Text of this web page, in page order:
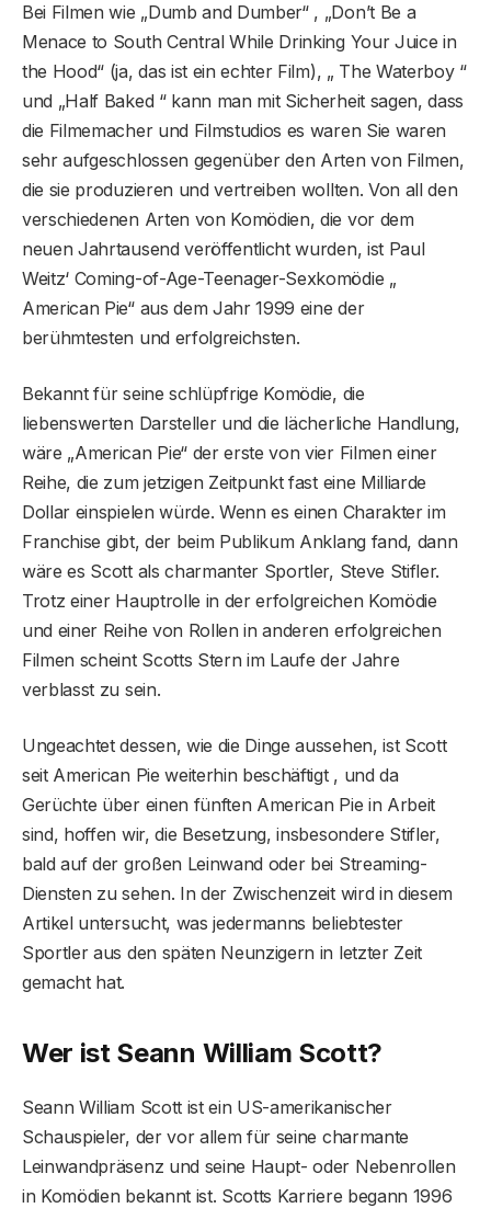
Bei Filmen wie „Dumb and Dumber“ , „Don’t Be a
Menace to South Central While Drinking Your Juice in
the Hood“ (ja, das ist ein echter Film), „ The Waterboy “
und „Half Baked “ kann man mit Sicherheit sagen, dass
die Filmemacher und Filmstudios es waren Sie waren
sehr aufgeschlossen gegenüber den Arten von Filmen,
die sie produzieren und vertreiben wollten. Von all den
verschiedenen Arten von Komödien, die vor dem
neuen Jahrtausend veröffentlicht wurden, ist Paul
Weitz‘ Coming-of-Age-Teenager-Sexkomödie „
American Pie“ aus dem Jahr 1999 eine der
berühmtesten und erfolgreichsten.
Bekannt für seine schlüpfrige Komödie, die
liebenswerten Darsteller und die lächerliche Handlung,
wäre „American Pie“ der erste von vier Filmen einer
Reihe, die zum jetzigen Zeitpunkt fast eine Milliarde
Dollar einspielen würde. Wenn es einen Charakter im
Franchise gibt, der beim Publikum Anklang fand, dann
wäre es Scott als charmanter Sportler, Steve Stifler.
Trotz einer Hauptrolle in der erfolgreichen Komödie
und einer Reihe von Rollen in anderen erfolgreichen
Filmen scheint Scotts Stern im Laufe der Jahre
verblasst zu sein.
Ungeachtet dessen, wie die Dinge aussehen, ist Scott
seit American Pie weiterhin beschäftigt , und da
Gerüchte über einen fünften American Pie in Arbeit
sind, hoffen wir, die Besetzung, insbesondere Stifler,
bald auf der großen Leinwand oder bei Streaming-
Diensten zu sehen. In der Zwischenzeit wird in diesem
Artikel untersucht, was jedermanns beliebtester
Sportler aus den späten Neunzigern in letzter Zeit
gemacht hat.
Wer ist Seann William Scott?
Seann William Scott ist ein US-amerikanischer
Schauspieler, der vor allem für seine charmante
Leinwandpräsenz und seine Haupt- oder Nebenrollen
in Komödien bekannt ist. Scotts Karriere begann 1996